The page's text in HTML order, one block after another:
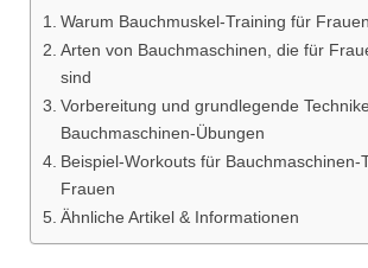
Warum Bauchmuskel-Training für
Arten von Bauchmaschinen, die für
sind
Vorbereitung und grundlegende
Bauchmaschinen-Übungen
Beispiel-Workouts für Bauchmaschinen-
Frauen
Ähnliche Artikel & Informationen